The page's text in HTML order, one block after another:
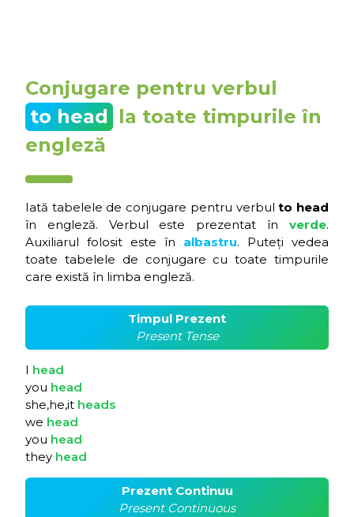
Conjugare pentru verbul
to head la toate timpurile în
engleză
Iată tabelele de conjugare pentru verbulto head
în engleză. Verbul este prezentat în verde.
Auxiliarul folosit este în albastru. Puteți vedea
toate tabelele de conjugare cu toate timpurile
care există în limba engleză.
Timpul Prezent
Present Tense
I head
you head
she,he,it heads
we head
you head
they head
Prezent Continuu
Present Continuous